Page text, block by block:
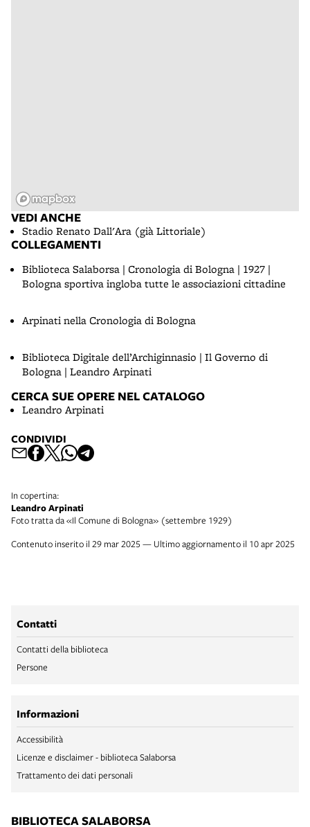
VEDI ANCHE
Stadio Renato Dall'Ara (già Littoriale)
COLLEGAMENTI
Biblioteca Salaborsa | Cronologia di Bologna | 1927 |
Bologna sportiva ingloba tutte le associazioni cittadine
Arpinati nella Cronologia di Bologna
Biblioteca Digitale dell’Archiginnasio | Il Governo di
Bologna | Leandro Arpinati
CERCA SUE OPERE NEL CATALOGO
Leandro Arpinati
CONDIVIDI
In copertina:
Leandro Arpinati
Foto tratta da «Il Comune di Bologna» (settembre 1929)
Contenuto inserito il 29 mar 2025 — Ultimo aggiornamento il 10 apr 2025
Contatti
Contatti della biblioteca
Persone
Informazioni
Accessibilità
Licenze e disclaimer - biblioteca Salaborsa
Trattamento dei dati personali
BIBLIOTECA SALABORSA